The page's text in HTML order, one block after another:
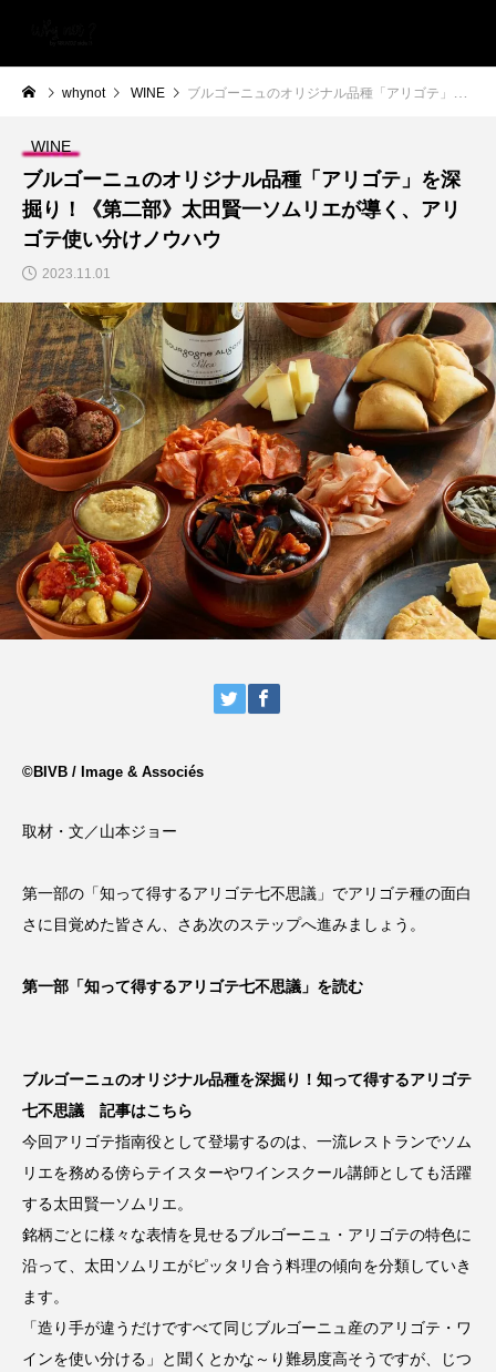
whynot WINE ブルゴーニュのオリジナル品種「アリゴテ」を深掘り！《第二部》太田賢一ソムリエが導く、アリゴテ使い分けノウハウ
WINE
ブルゴーニュのオリジナル品種「アリゴテ」を深
掘り！《第二部》太田賢一ソムリエが導く、アリ
ゴテ使い分けノウハウ
2023.11.01
©BIVB / Image & Associés
取材・文／山本ジョー
第一部の「知って得するアリゴテ七不思議」 でアリゴテ種の面白
さに目覚めた皆さん、さあ次のステップへ進みましょう。
第一部「知って得するアリゴテ七不思議」を読む
ブルゴーニュのオリジナル品種を深掘り！知って得するアリゴテ
七不思議 記事はこちら
今回アリゴテ指南役として登場するのは、一流レストランでソム
リエを務める傍らテイスターやワインスクール講師としても活躍
する太田賢一ソムリエ。
銘柄ごとに様々な表情を見せるブルゴーニュ・アリゴテの特色に
沿って、太田ソムリエがピッタリ合う料理の傾向を分類していき
ます。
「造り手が違うだけですべて同じブルゴーニュ産のアリゴテ・ワ
インを使い分ける」と聞くとかな～り難易度高そうですが、じつ